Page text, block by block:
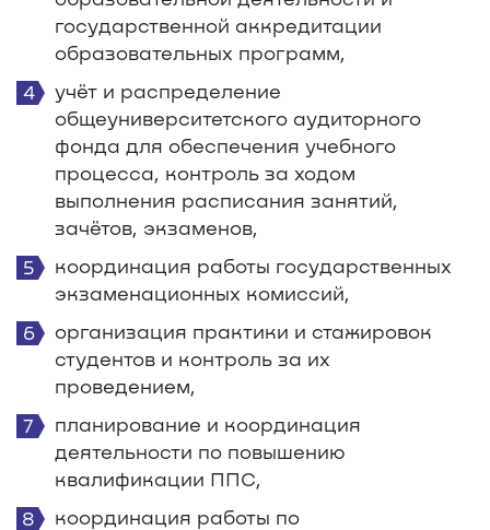
государственной аккредитации
образовательных программ,
учёт и распределение
общеуниверситетского аудиторного
фонда для обеспечения учебного
процесса, контроль за ходом
выполнения расписания занятий,
зачётов, экзаменов,
координация работы государственных
экзаменационных комиссий,
организация практики и стажировок
студентов и контроль за их
проведением,
планирование и координация
деятельности по повышению
квалификации ППС,
координация работы по